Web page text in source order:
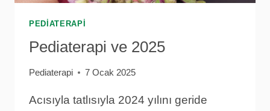
PEDIATERAPI
Pediaterapi ve 2025
Pediaterapi 7 Ocak 2025
Acısıyla tatlısıyla 2024 yılını geride